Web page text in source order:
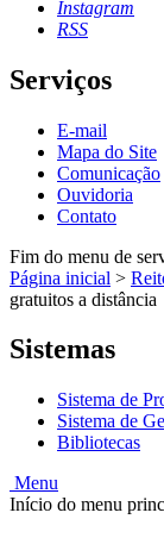
Instagram
RSS
Serviços
E-mail
Mapa do Site
Comunicação
Ouvidoria
Contato
Fim do menu de
Página inicial >
gratuitos a distância
Sistemas
Sistema de
Sistema de
Bibliotecas
Menu
Início do menu